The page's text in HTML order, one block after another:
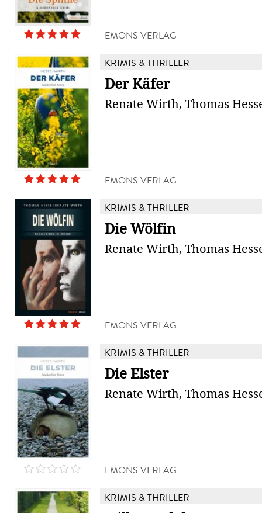
EMONS VERLAG
KRIMIS & THRILLER
Der Käfer
Renate Wirth, Thomas
EMONS VERLAG
KRIMIS & THRILLER
Die Wölfin
Renate Wirth, Thomas
EMONS VERLAG
KRIMIS & THRILLER
Die Elster
Renate Wirth, Thomas
EMONS VERLAG
KRIMIS & THRILLER